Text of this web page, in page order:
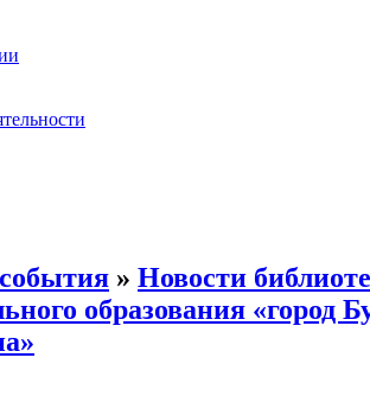
» Новости
образования «город